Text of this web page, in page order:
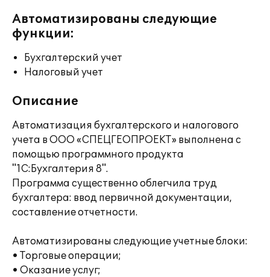
Автоматизированы следующие
функции:
Бухгалтерский учет
Налоговый учет
Описание
Автоматизация бухгалтерского и налогового
учета в ООО «СПЕЦГЕОПРОЕКТ» выполнена с
помощью программного продукта
"1С:Бухгалтерия 8".
Программа существенно облегчила труд
бухгалтера: ввод первичной документации,
составление отчетности.
Автоматизированы следующие учетные блоки:
• Торговые операции;
• Оказание услуг;